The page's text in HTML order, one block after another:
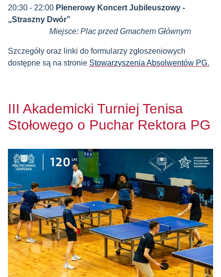
20:30 - 22:00 Plenerowy Koncert Jubileuszowy -
„Straszny Dwór”
Miejsce: Plac przed Gmachem Głównym
Szczegóły oraz linki do formularzy zgłoszeniowych
dostępne są na stronie Stowarzyszenia Absolwentów PG.
III Akademicki Turniej Tenisa
Stołowego o Puchar Rektora PG